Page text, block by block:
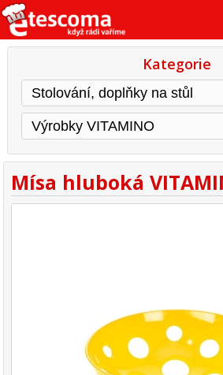
Kategorie
Mísa hluboká